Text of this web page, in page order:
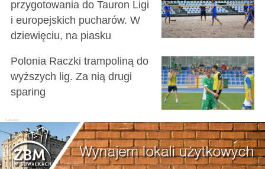
przygotowania do Tauron Ligi
i europejskich pucharów. W
dziewięciu, na piasku
Polonia Raczki trampoliną do
wyższych lig. Za nią drugi
sparing